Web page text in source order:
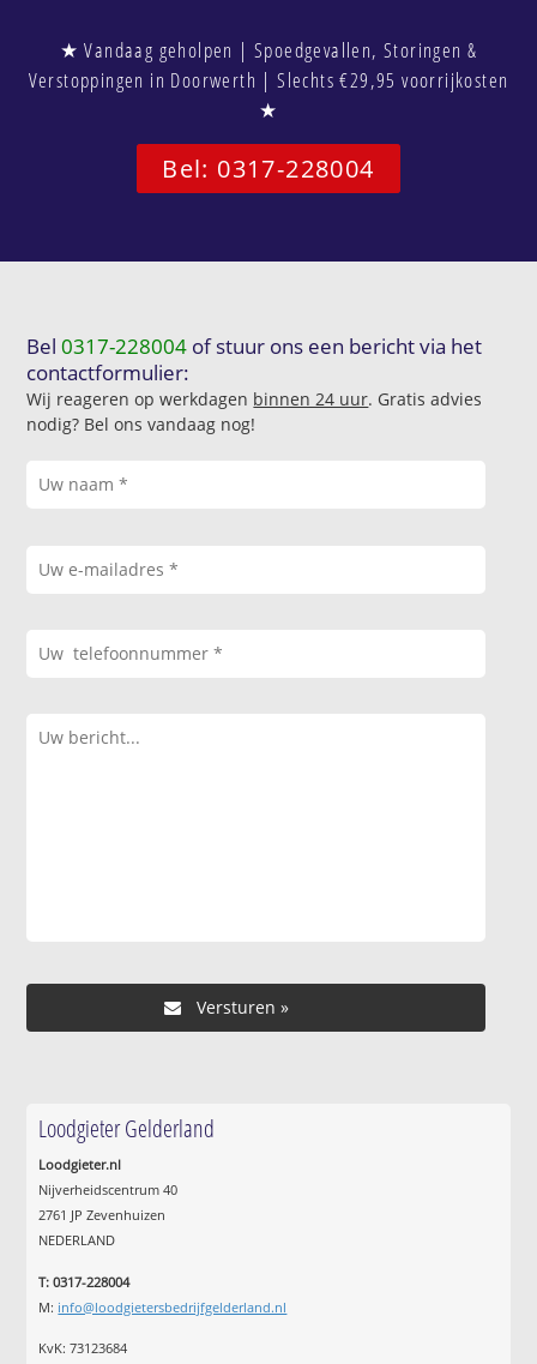
★ Vandaag geholpen | Spoedgevallen, Storingen &
Verstoppingen in Doorwerth | Slechts €29,95 voorrijkosten
★
Bel: 0317-228004
Bel0317-228004 of stuur ons een bericht via het
contactformulier:
Wij reageren op werkdagen binnen 24 uur. Gratis advies
nodig? Bel ons vandaag nog!
Loodgieter Gelderland
Loodgieter.nl
Nijverheidscentrum 40
2761 JP Zevenhuizen
NEDERLAND
T: 0317-228004
M: info@loodgietersbedrijfgelderland.nl
KvK: 73123684